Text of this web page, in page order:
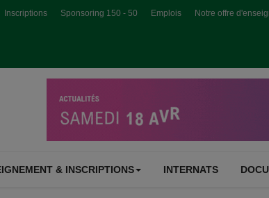
Inscriptions Sponsoring 150 - 50 Emplois Notre offre
& INSCRIPTIONS INTERNATS